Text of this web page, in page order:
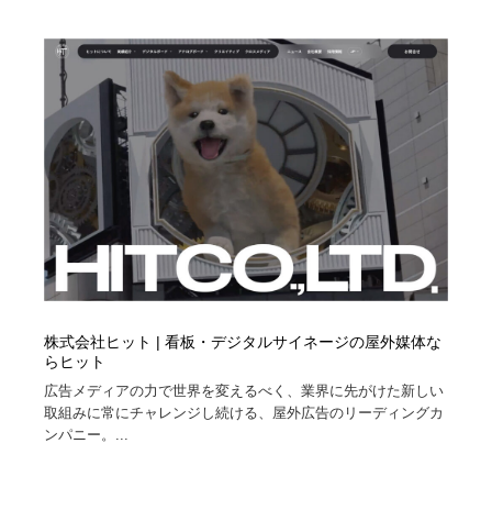
株式会社ヒット | 看板・デジタルサイネージの屋外媒体な
らヒット
広告メディアの力で世界を変えるべく、業界に先がけた新しい
取組みに常にチャレンジし続ける、屋外広告のリーディングカ
ンパニー。...